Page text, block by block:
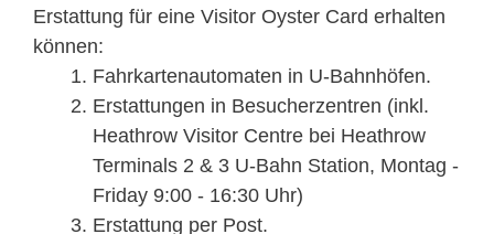
Erstattung für eine Visitor Oyster Card erhalten
können:
Fahrkartenautomaten in U-Bahnhöfen.
Erstattungen in Besucherzentren (inkl.
Heathrow Visitor Centre bei Heathrow
Terminals 2 & 3 U-Bahn Station, Montag -
Friday 9:00 - 16:30 Uhr)
Erstattung per Post.